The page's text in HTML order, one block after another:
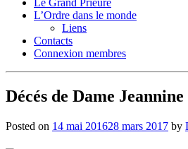
Le Grand Prieuré
L’Ordre dans le monde
Liens
Contacts
Connexion membres
Décés de Dame
Posted on 14 mai 201628 mars 2017 by